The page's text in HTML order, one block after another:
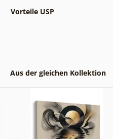
Vorteile USP
Aus der gleichen Kollektion